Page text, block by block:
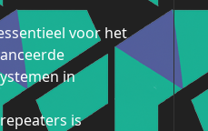
voor het
in
is